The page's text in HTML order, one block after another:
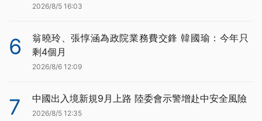
2026/8/5 16:03
6
翁曉玲、張惇涵為政院業務費交鋒 韓國瑜：今年只
剩4個月
2026/8/6 12:09
7 中國出入境新規9月上路 陸委會示警增赴中安全風險
2026/8/5 12:35